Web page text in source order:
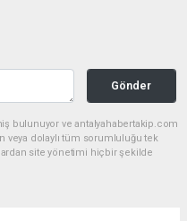
Gönder
bulunuyor ve antalyahabertakip.com
veya dolaylı tüm sorumluluğu tek
site yönetimi hiçbir şekilde